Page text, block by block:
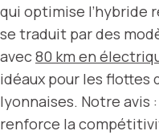
qui optimise l’hybride
se traduit par des
avec80 km en
idéaux pour les flottes
lyonnaises. Notre
renforce la